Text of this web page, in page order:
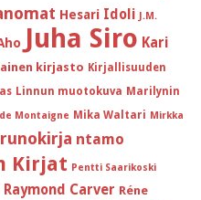
Hesari Idoli J.M.
Juha Siro Kari
kirjasto Kirjallisuuden
Linnun muotokuva Marilynin
Montaigne Mika Waltari Mirkka
ntamo
Kirjat Pentti Saarikoski
Raymond Carver Réne